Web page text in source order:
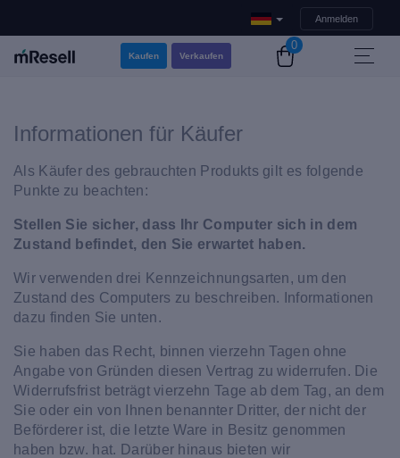
Anmelden
Kaufen Verkaufen
0
Informationen für Käufer
Als Käufer des gebrauchten Produkts gilt es folgende
Punkte zu beachten:
Stellen Sie sicher, dass Ihr Computer sich in dem
Zustand befindet, den Sie erwartet haben.
Wir verwenden drei Kennzeichnungsarten, um den
Zustand des Computers zu beschreiben. Informationen
dazu finden Sie unten.
Sie haben das Recht, binnen vierzehn Tagen ohne
Angabe von Gründen diesen Vertrag zu widerrufen. Die
Widerrufsfrist beträgt vierzehn Tage ab dem Tag, an dem
Sie oder ein von Ihnen benannter Dritter, der nicht der
Beförderer ist, die letzte Ware in Besitz genommen
haben bzw. hat. Darüber hinaus bieten wir